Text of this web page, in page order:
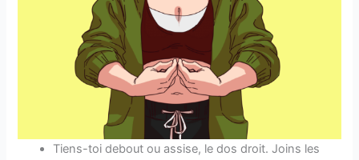
Tiens-toi debout ou assise, le dos droit. Joins les